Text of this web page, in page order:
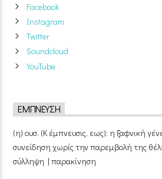
Facebook
Instagram
Twitter
Soundcloud
YouTube
ΈΜΠΝΕΥΣΗ
(η) ουσ. (Κ έμπνευσις, εως): η ξαφνική
συνείδηση χωρίς την παρεμβολή της
σύλληψη | παρακίνηση